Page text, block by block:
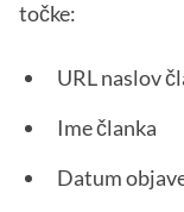
točke:
URL naslov
Ime članka
Datum